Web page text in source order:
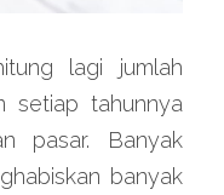
lagi jumlah
setiap tahunnya
pasar. Banyak
banyak